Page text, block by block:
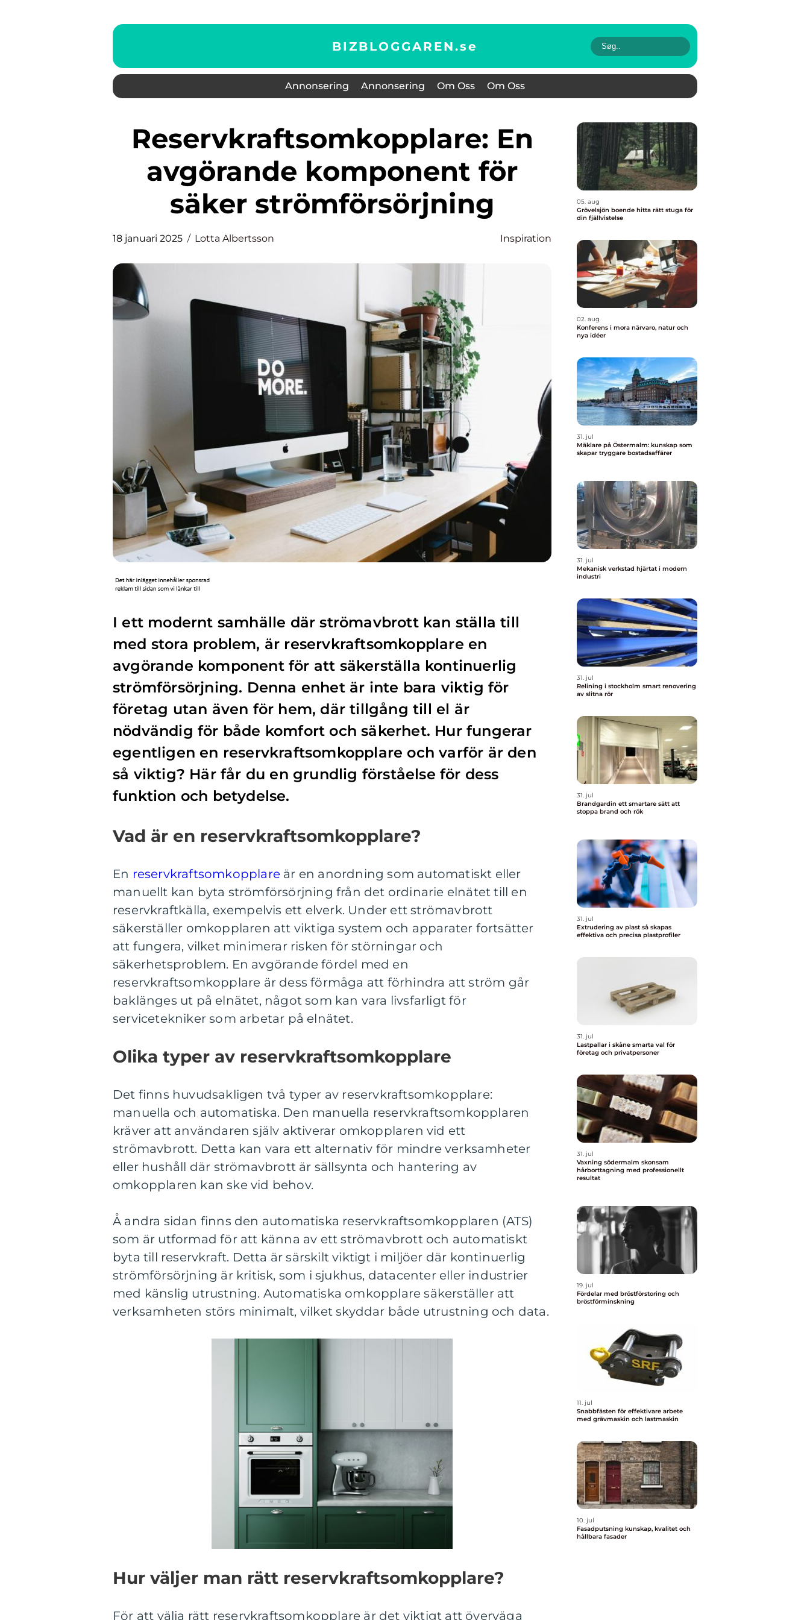
BIZBLOGGAREN.se
Annonsering Annonsering Om Oss Om Oss
Reservkraftsomkopplare: En
avgörande komponent för
säker strömförsörjning
18 januari 2025 Lotta Albertsson Inspiration
I ett modernt samhälle där strömavbrott kan ställa till
med stora problem, är reservkraftsomkopplare en
avgörande komponent för att säkerställa kontinuerlig
strömförsörjning. Denna enhet är inte bara viktig för
företag utan även för hem, där tillgång till el är
nödvändig för både komfort och säkerhet. Hur fungerar
egentligen en reservkraftsomkopplare och varför är den
så viktig? Här får du en grundlig förståelse för dess
funktion och betydelse.
Vad är en reservkraftsomkopplare?
En reservkraftsomkopplare är en anordning som automatiskt eller
manuellt kan byta strömförsörjning från det ordinarie elnätet till en
reservkraftkälla, exempelvis ett elverk. Under ett strömavbrott
säkerställer omkopplaren att viktiga system och apparater fortsätter
att fungera, vilket minimerar risken för störningar och
säkerhetsproblem. En avgörande fördel med en
reservkraftsomkopplare är dess förmåga att förhindra att ström går
baklänges ut på elnätet, något som kan vara livsfarligt för
servicetekniker som arbetar på elnätet.
Olika typer av reservkraftsomkopplare
Det finns huvudsakligen två typer av reservkraftsomkopplare:
manuella och automatiska. Den manuella reservkraftsomkopplaren
kräver att användaren själv aktiverar omkopplaren vid ett
strömavbrott. Detta kan vara ett alternativ för mindre verksamheter
eller hushåll där strömavbrott är sällsynta och hantering av
omkopplaren kan ske vid behov.
Å andra sidan finns den automatiska reservkraftsomkopplaren (ATS)
som är utformad för att känna av ett strömavbrott och automatiskt
byta till reservkraft. Detta är särskilt viktigt i miljöer där kontinuerlig
strömförsörjning är kritisk, som i sjukhus, datacenter eller industrier
med känslig utrustning. Automatiska omkopplare säkerställer att
verksamheten störs minimalt, vilket skyddar både utrustning och data.
Hur väljer man rätt reservkraftsomkopplare?
För att välja rätt reservkraftsomkopplare är det viktigt att överväga
05. aug
Grövelsjön boende hitta rätt stuga för
din fjällvistelse
02. aug
Konferens i mora närvaro, natur och
nya idéer
31. jul
Mäklare på Östermalm: kunskap som
skapar tryggare bostadsaffärer
31. jul
Mekanisk verkstad hjärtat i modern
industri
31. jul
Relining i stockholm smart renovering
av slitna rör
31. jul
Brandgardin ett smartare sätt att
stoppa brand och rök
31. jul
Extrudering av plast så skapas
effektiva och precisa plastprofiler
31. jul
Lastpallar i skåne smarta val för
företag och privatpersoner
31. jul
Vaxning södermalm skonsam
hårborttagning med professionellt
resultat
19. jul
Fördelar med bröstförstoring och
bröstförminskning
11. jul
Snabbfästen för effektivare arbete
med grävmaskin och lastmaskin
10. jul
Fasadputsning kunskap, kvalitet och
hållbara fasader